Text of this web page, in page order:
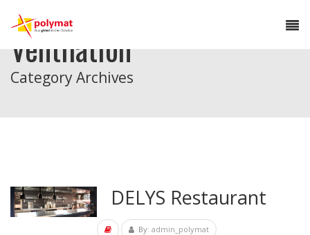
Ventilation
Category Archives
DELYS Restaurant
By:admin_polymat